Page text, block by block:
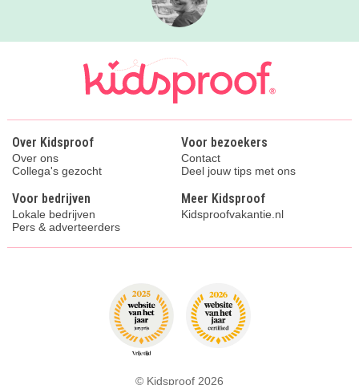
Over Kidsproof
Over ons
Collega's gezocht
Voor bezoekers
Contact
Deel jouw tips met ons
Voor bedrijven
Lokale bedrijven
Pers & adverteerders
Meer Kidsproof
Kidsproofvakantie.nl
© Kidsproof 2026